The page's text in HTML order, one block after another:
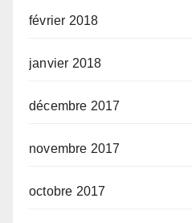
février 2018
janvier 2018
décembre 2017
novembre 2017
octobre 2017